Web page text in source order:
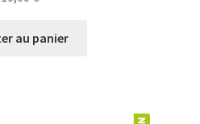
au panier